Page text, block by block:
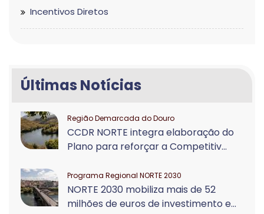
Incentivos Diretos
Últimas Notícias
Região Demarcada do Douro
CCDR NORTE integra elaboração do
Plano para reforçar a Competitiv...
Programa Regional NORTE 2030
NORTE 2030 mobiliza mais de 52
milhões de euros de investimento e...